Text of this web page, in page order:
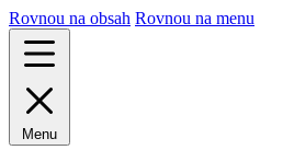
Rovnou na obsah Rovnou na menu
Menu